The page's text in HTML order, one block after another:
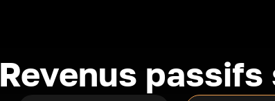
Revenus